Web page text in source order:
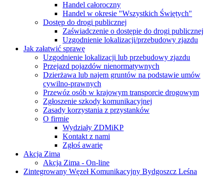
Handel całoroczny
Handel w okresie "Wszystkich Świętych"
Dostęp do drogi publicznej
Zaświadczenie o dostępie do drogi publicznej
Uzgodnienie lokalizacji/przebudowy zjazdu
Jak załatwić sprawę
Uzgodnienie lokalizacji lub przebudowy zjazdu
Przejazd pojazdów nienormatywnych
Dzierżawa lub najem gruntów na podstawie umów
cywilno-prawnych
Przewóz osób w krajowym transporcie drogowym
Zgłoszenie szkody komunikacyjnej
Zasady korzystania z przystanków
O firmie
Wydziały ZDMiKP
Kontakt z nami
Zgłoś awarię
Akcja Zima
Akcja Zima - On-line
Zintegrowany Węzeł Komunikacyjny Bydgoszcz Leśna